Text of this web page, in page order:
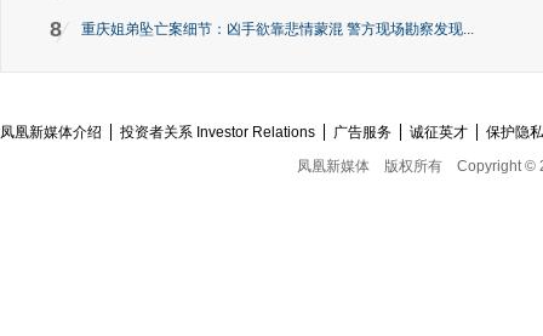
8 重庆姐弟坠亡案细节：凶手欲靠悲情蒙混 警方现场勘察发现...
凤凰新媒体介绍 投资者关系 Investor Relations 广告服务 诚征英才
保护隐
凤凰新媒体
版权所有 Copyright ©